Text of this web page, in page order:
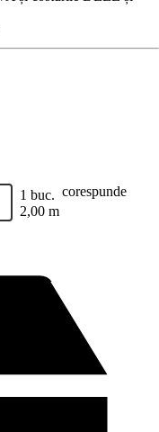
1 buc. corespunde
2,00 m